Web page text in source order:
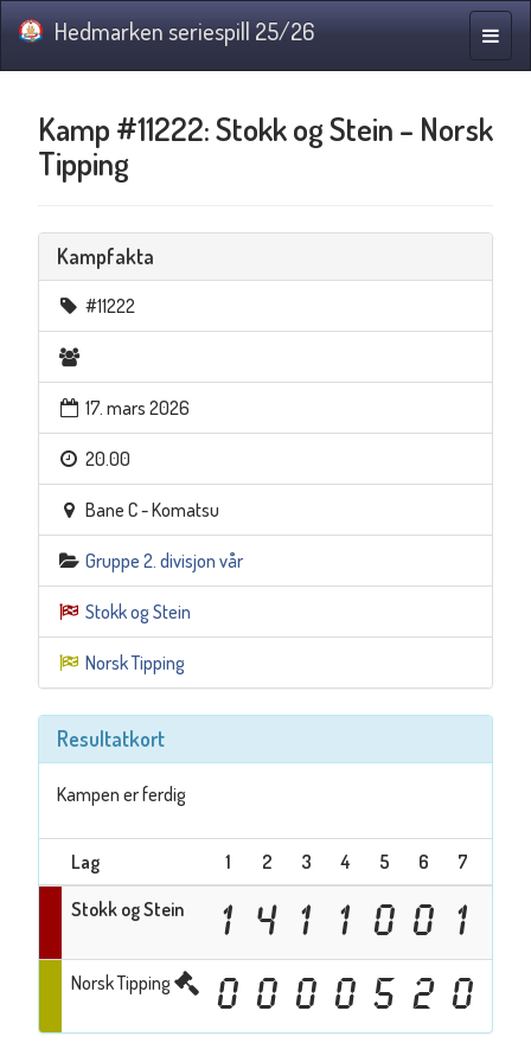
Hedmarken seriespill 25/26
Kamp #11222: Stokk og Stein – Norsk
Tipping
Kampfakta
#11222
17. mars 2026
20.00
Bane C - Komatsu
Gruppe 2. divisjon vår
Stokk og Stein
Norsk Tipping
Resultatkort
Kampen er ferdig
Lag 1 2 3 4 5 6 7
Stokk og Stein
1 4 1 1 0 0 1
Norsk Tipping 0 0 0 0 5 2 0